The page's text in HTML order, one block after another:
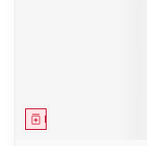
Médicament